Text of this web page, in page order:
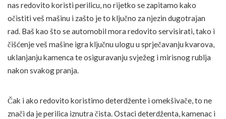
nas redovito koristi perilicu, no rijetko se zapitamo kako
očistiti veš mašinu i zašto je to ključno za njezin dugotrajan
rad. Baš kao što se automobil mora redovito servisirati, tako i
čišćenje veš mašine igra ključnu ulogu u sprječavanju kvarova,
uklanjanju kamenca te osiguravanju svježeg i mirisnog rublja
nakon svakog pranja.
Čak i ako redovito koristimo deterdžente i omekšivače, to ne
znači da je perilica iznutra čista. Ostaci deterdženta, kamenac i